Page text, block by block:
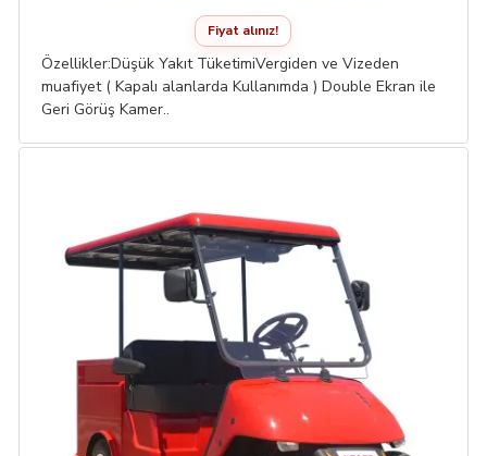
Fiyat alınız!
Özellikler:Düşük Yakıt TüketimiVergiden ve Vizeden
muafiyet ( Kapalı alanlarda Kullanımda ) Double Ekran ile
Geri Görüş Kamer..